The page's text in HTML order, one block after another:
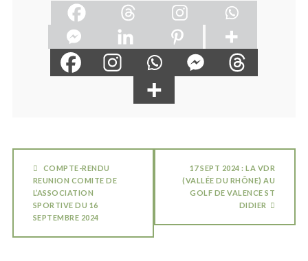
COMPTE-RENDU
REUNION COMITE DE
L’ASSOCIATION
SPORTIVE DU 16
SEPTEMBRE 2024
17 SEPT 2024 : LA VDR
(VALLÉE DU RHÔNE) AU
GOLF DE VALENCE ST
DIDIER